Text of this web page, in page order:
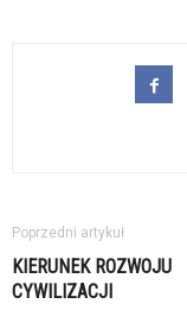
Poprzedni artykuł
KIERUNEK ROZWOJU
CYWILIZACJI